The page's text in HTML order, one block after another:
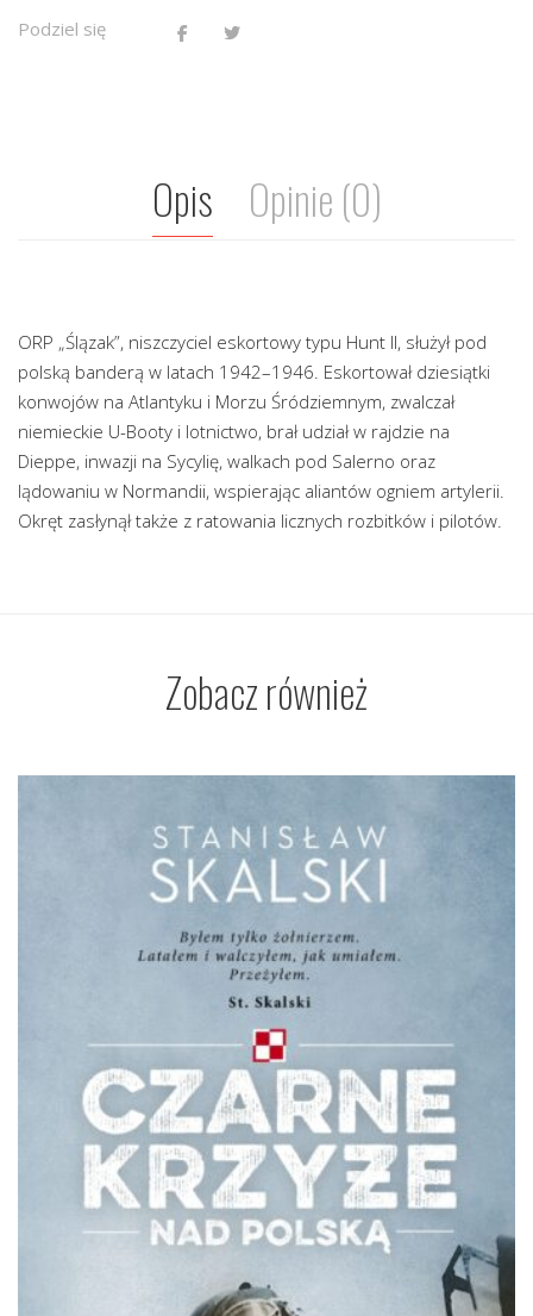
Podziel się
Opis Opinie (0)
ORP „Ślązak”, niszczyciel eskortowy typu Hunt II, służył pod
polską banderą w latach 1942–1946. Eskortował dziesiątki
konwojów na Atlantyku i Morzu Śródziemnym, zwalczał
niemieckie U-Booty i lotnictwo, brał udział w rajdzie na
Dieppe, inwazji na Sycylię, walkach pod Salerno oraz
lądowaniu w Normandii, wspierając aliantów ogniem artylerii.
Okręt zasłynął także z ratowania licznych rozbitków i pilotów.
Zobacz również